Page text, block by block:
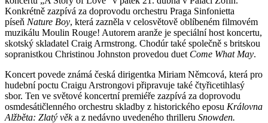
Konkrétně zazpívá za doprovodu orchestru Praga Sinfonietta
píseň Nature Boy, která zazněla v celosvětově oblíbeném filmovém
muzikálu Moulin Rouge! Autorem aranže je speciální host koncertu,
skotský skladatel Craig Armstrong. Chodúr také společně s britskou
sopranistkou Christinou Johnston provedou duet Come What May.
Koncert povede známá česká dirigentka Miriam Němcová, která pro
hudební poctu Craigu Arstrongovi připravuje také čtyřicetihlasý
sbor. Ten ve světové koncertní premiéře zazpívá za doprovodu
osmdesátičlenného orchestru skladby z historického eposu Královna
Alžběta: Zlatý věka z nedávno uvedeného thrilleru Snowden.